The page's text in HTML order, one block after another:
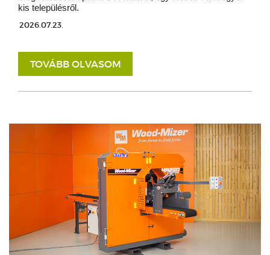
kis településről.
2026.07.23.
TOVÁBB OLVASOM